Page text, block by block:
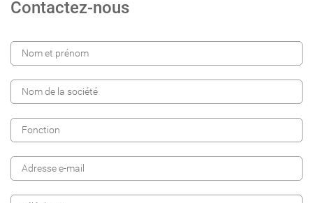
Contactez-nous